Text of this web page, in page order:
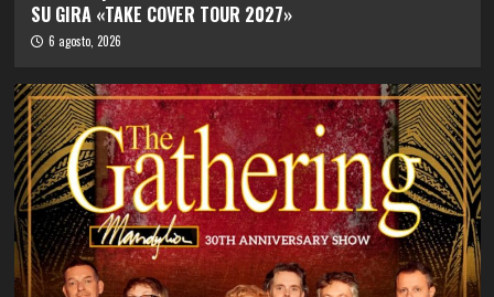
SU GIRA «TAKE COVER TOUR 2027»
6 agosto, 2026